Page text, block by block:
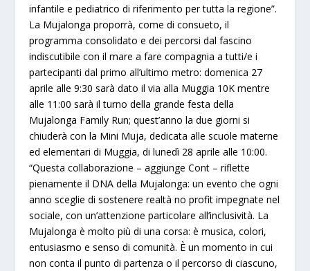
infantile e pediatrico di riferimento per tutta la regione”.
La Mujalonga proporrà, come di consueto, il
programma consolidato e dei percorsi dal fascino
indiscutibile con il mare a fare compagnia a tutti/e i
partecipanti dal primo all’ultimo metro: domenica 27
aprile alle 9:30 sarà dato il via alla Muggia 10K mentre
alle 11:00 sarà il turno della grande festa della
Mujalonga Family Run; quest’anno la due giorni si
chiuderà con la Mini Muja, dedicata alle scuole materne
ed elementari di Muggia, di lunedì 28 aprile alle 10:00.
“Questa collaborazione – aggiunge Cont – riflette
pienamente il DNA della Mujalonga: un evento che ogni
anno sceglie di sostenere realtà no profit impegnate nel
sociale, con un’attenzione particolare all’inclusività. La
Mujalonga è molto più di una corsa: è musica, colori,
entusiasmo e senso di comunità. È un momento in cui
non conta il punto di partenza o il percorso di ciascuno,